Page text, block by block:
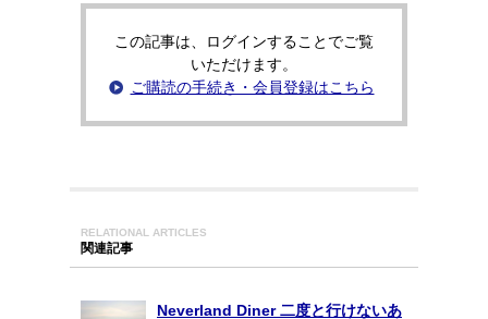
この記事は、ログインすることでご覧
いただけます。
ご購読の手続き・会員登録はこちら
RELATIONAL ARTICLES
関連記事
Neverland Diner 二度と行けないあ